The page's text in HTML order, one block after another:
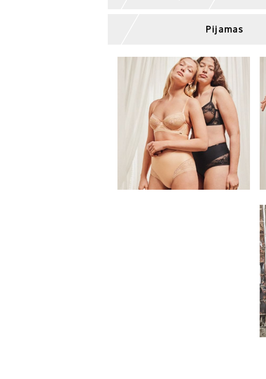
Pijamas
Colección de
sujetadores de encaje